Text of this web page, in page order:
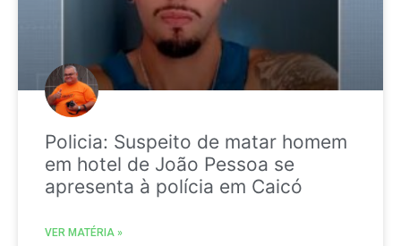
Policia: Suspeito de matar homem
em hotel de João Pessoa se
apresenta à polícia em Caicó
VER MATÉRIA »